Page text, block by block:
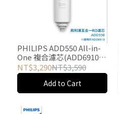
PHILIPS ADD550 All-in-
One 複合濾芯(ADD6910M
適用)
NT$3,290NT$3,590
Add to Cart